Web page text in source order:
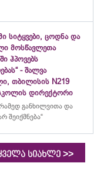
სიტყვები, ცოდნა და
მოსწავლეთა
ჰპოვებს
- შალვა
თბილისის N219
დირექტორი
განხილვითა და
შეიქმნება“
სიახლე >>